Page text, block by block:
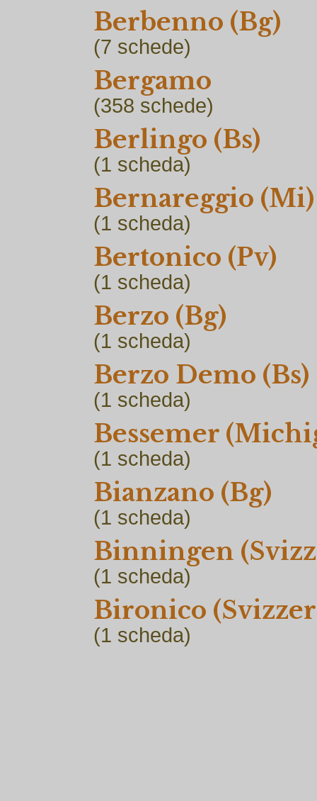
Berbenno (Bg)
(7 schede)
Bergamo
(358 schede)
Berlingo (Bs)
(1 scheda)
Bernareggio (Mi)
(1 scheda)
Bertonico (Pv)
(1 scheda)
Berzo (Bg)
(1 scheda)
Berzo Demo (Bs)
(1 scheda)
Bessemer
(1 scheda)
Bianzano (Bg)
(1 scheda)
Binningen
(1 scheda)
Bironico
(1 scheda)